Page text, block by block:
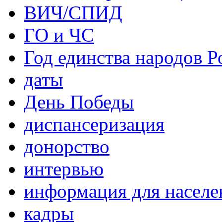
ВИЧ/СПИД
ГО и ЧС
Год единства народов
даты
День Победы
диспансеризация
донорство
интервью
информация для
кадры